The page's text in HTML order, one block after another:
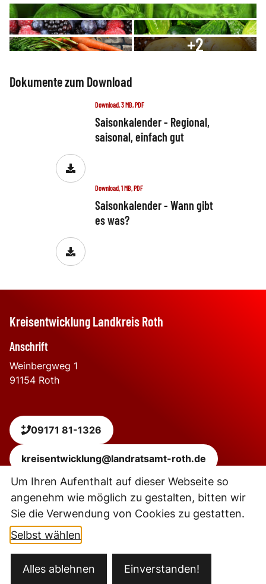
+2
Dokumente zum Download
Download, 3 MB, PDF
Saisonkalender - Regional,
saisonal, einfach gut
Download, 1 MB, PDF
Saisonkalender - Wann gibt
es was?
Kreisentwicklung Landkreis Roth
Anschrift
Weinbergweg 1
91154 Roth
09171 81-1326
kreisentwicklung@landratsamt-roth.de
Leaflet |Powered by Geoapify| © OpenStreetMapcontributors
Um Ihren Aufenthalt auf dieser Webseite so
angenehm wie möglich zu gestalten, bitten wir
Sie die Verwendung von Cookies zu gestatten.
Selbst wählen
Alles ablehnen Einverstanden!